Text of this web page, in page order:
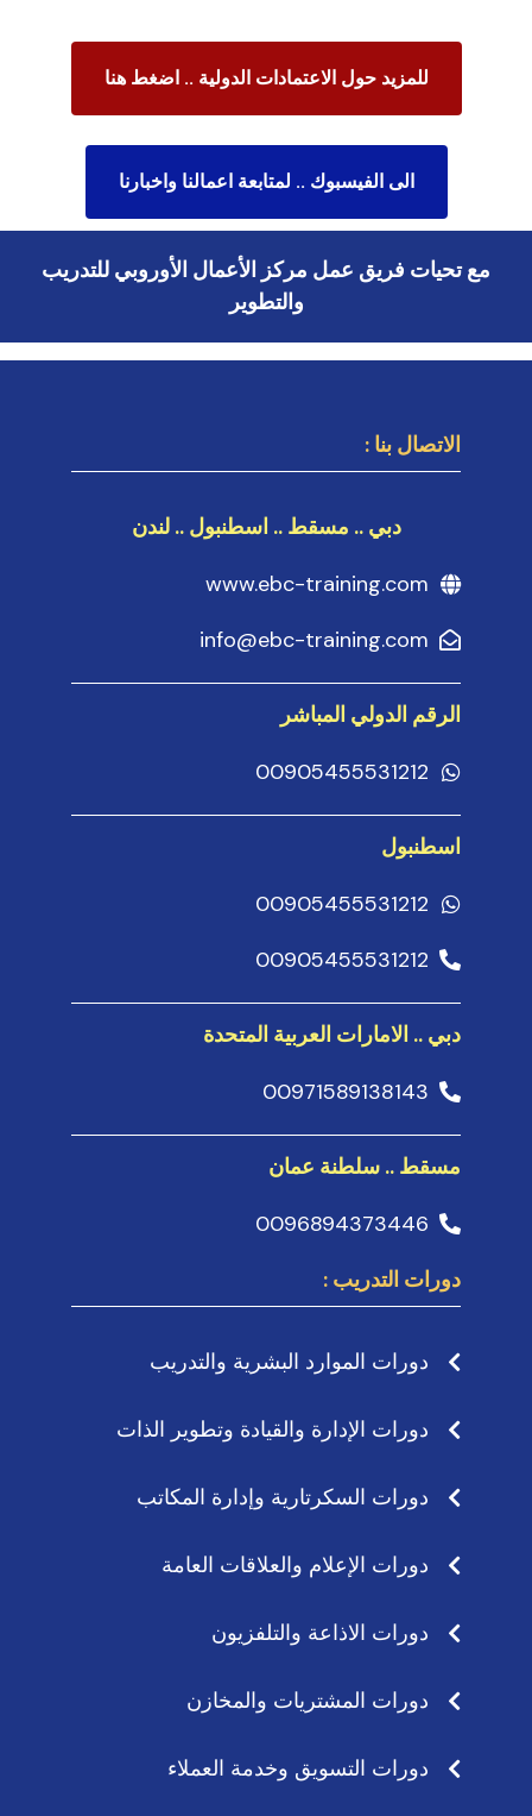
للمزيد حول الاعتمادات الدولية .. اضغط هنا
الى الفيسبوك .. لمتابعة اعمالنا واخبارنا
مع تحيات فريق عمل مركز الأعمال الأوروبي للتدريب
والتطوير
الاتصال بنا :
دبي .. مسقط .. اسطنبول .. لندن
www.ebc-training.com
info@ebc-training.com
الرقم الدولي المباشر
00905455531212
اسطنبول
00905455531212
00905455531212
دبي .. الامارات العربية المتحدة
00971589138143
مسقط .. سلطنة عمان
0096894373446
دورات التدريب :
دورات الموارد البشرية والتدريب
دورات الإدارة والقيادة وتطوير الذات
دورات السكرتارية وإدارة المكاتب
دورات الإعلام والعلاقات العامة
دورات الاذاعة والتلفزيون
دورات المشتريات والمخازن
دورات التسويق وخدمة العملاء